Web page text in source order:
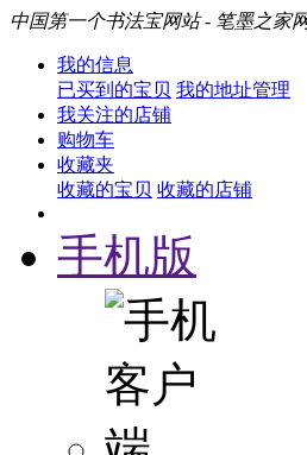
中国第一个书法宝网站 - 笔墨之家
我的信息
已买到的宝贝 我的地址管理
我关注的店铺
购物车
收藏夹
收藏的宝贝 收藏的店铺
手机版